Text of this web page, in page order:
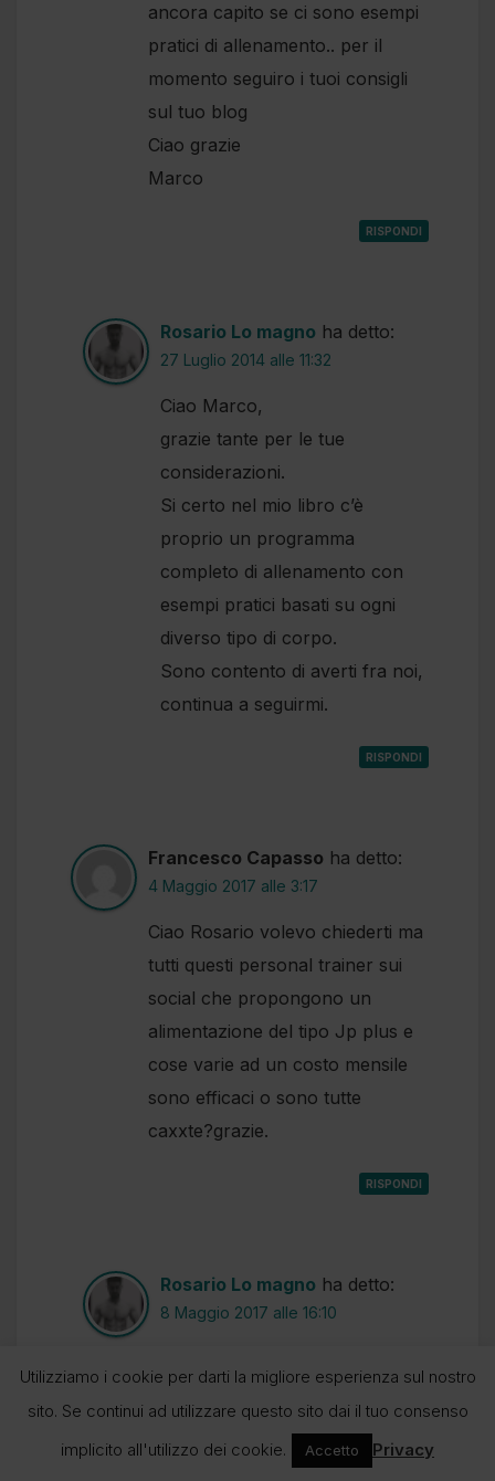
ancora capito se ci sono esempi
pratici di allenamento.. per il
momento seguiro i tuoi consigli
sul tuo blog
Ciao grazie
Marco
RISPONDI
Rosario Lo magno ha detto:
27 Luglio 2014 alle 11:32
Ciao Marco,
grazie tante per le tue
considerazioni.
Si certo nel mio libro c’è
proprio un programma
completo di allenamento con
esempi pratici basati su ogni
diverso tipo di corpo.
Sono contento di averti fra noi,
continua a seguirmi.
RISPONDI
Francesco Capasso ha detto:
4 Maggio 2017 alle 3:17
Ciao Rosario volevo chiederti ma
tutti questi personal trainer sui
social che propongono un
alimentazione del tipo Jp plus e
cose varie ad un costo mensile
sono efficaci o sono tutte
caxxte?grazie.
RISPONDI
Rosario Lo magno ha detto:
8 Maggio 2017 alle 16:10
si fa perdere peso, ma è molto
meglio una alimentazione con
prodotti freschi con frutta e
Utilizziamo i cookie per darti la migliore esperienza sul nostro
sito. Se continui ad utilizzare questo sito dai il tuo consenso
implicito all'utilizzo dei cookie.
Accetto Privacy